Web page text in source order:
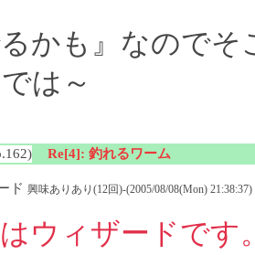
るかも』なので
は～
Re[4]: 釣れるワーム
ド 興味ありあり(12回)-(2005/08/08(Mon) 21:38:37)
ウィザードです